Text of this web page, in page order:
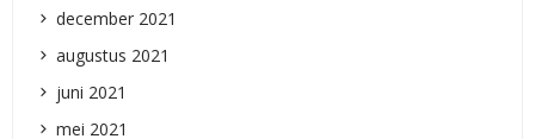
december 2021
augustus 2021
juni 2021
mei 2021